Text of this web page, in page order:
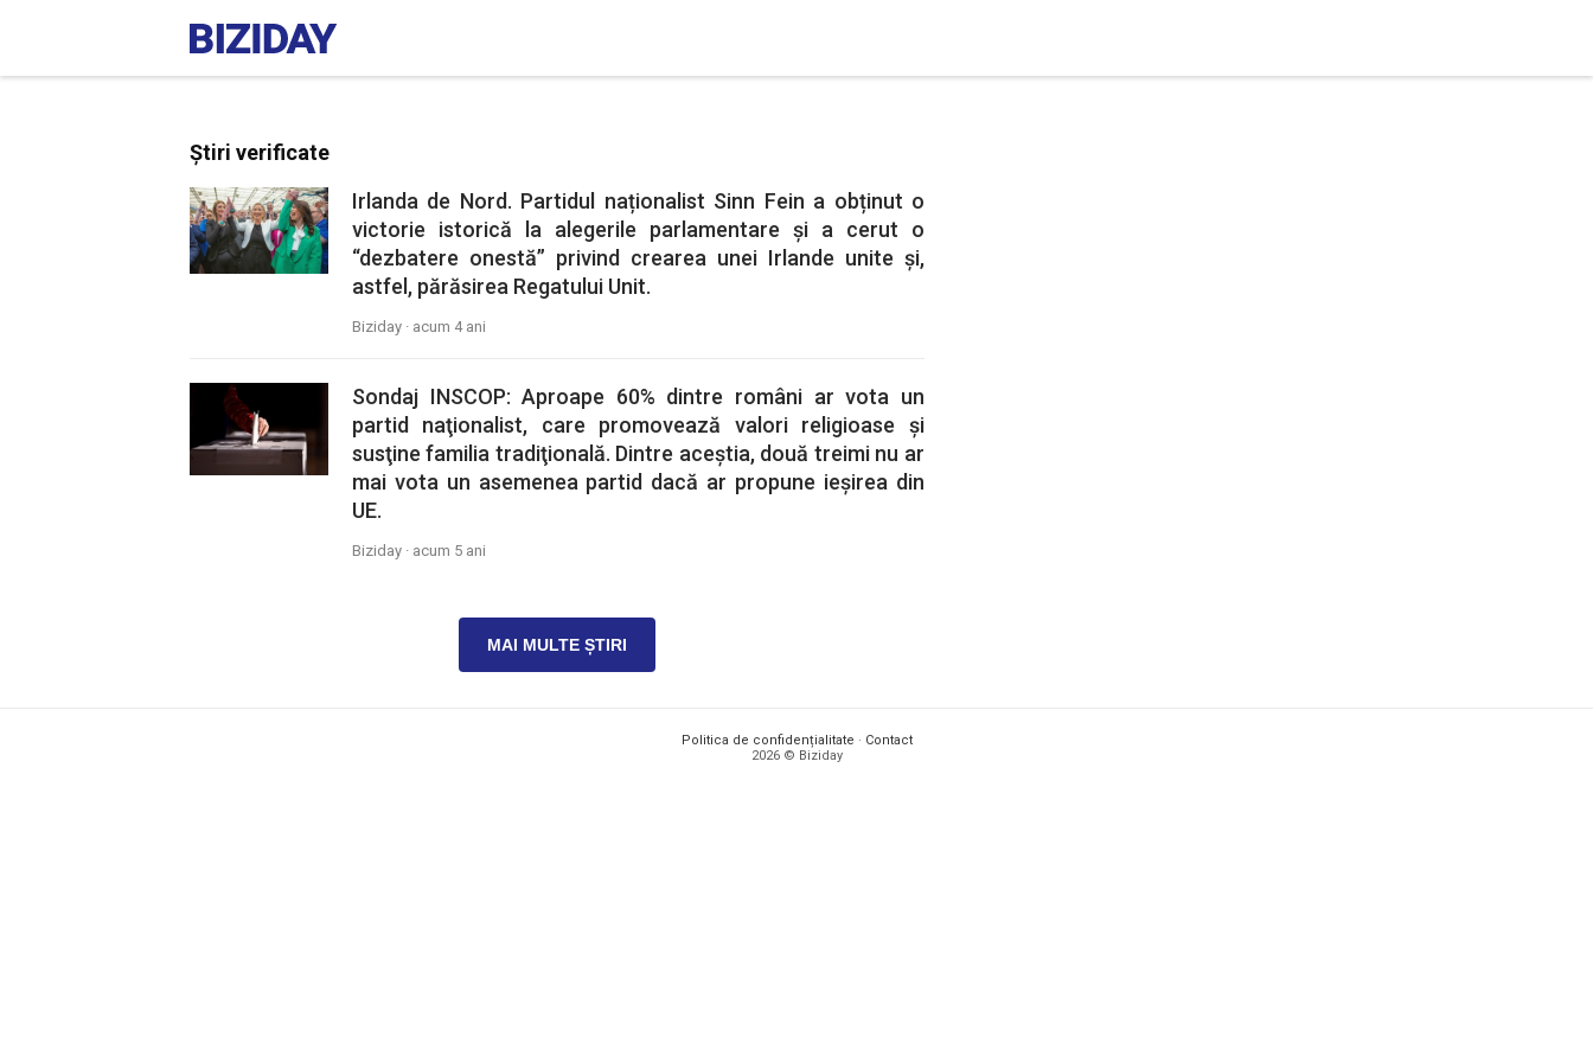
Știri verificate
Irlanda de Nord. Partidul naționalist Sinn Fein a obținut o
victorie istorică la alegerile parlamentare și a cerut o
“dezbatere onestă” privind crearea unei Irlande unite și,
astfel, părăsirea Regatului Unit.
Biziday · acum 4 ani
Sondaj INSCOP: Aproape 60% dintre români ar vota un
partid naţionalist, care promovează valori religioase şi
susţine familia tradiţională. Dintre aceștia, două treimi nu ar
mai vota un asemenea partid dacă ar propune ieșirea din
UE.
Biziday · acum 5 ani
MAI MULTE ȘTIRI
Politica de confidențialitate · Contact
2026 © Biziday